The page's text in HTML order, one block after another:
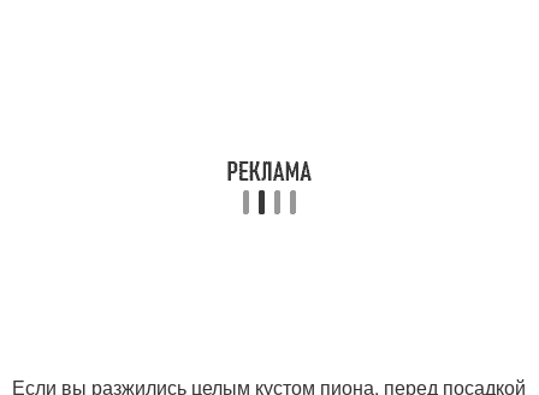
Если вы разжились целым кустом пиона, перед посадкой